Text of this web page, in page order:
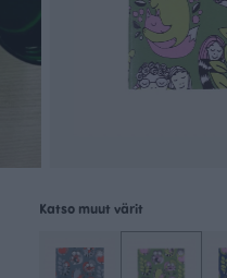
Katso muut värit